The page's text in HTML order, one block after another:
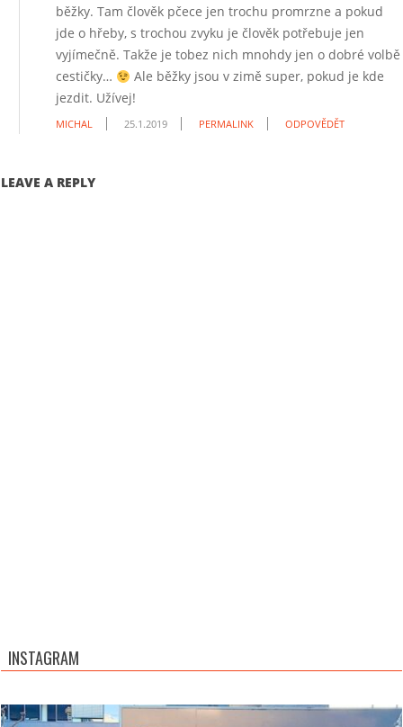
běžky. Tam člověk pčece jen trochu promrzne a pokud
jde o hřeby, s trochou zvyku je člověk potřebuje jen
vyjímečně. Takže je tobez nich mnohdy jen o dobré volbě
cestičky…
Ale běžky jsou v zimě super, pokud je kde
jezdit. Užívej!
MICHAL 25.1.2019 PERMALINK ODPOVĚDĚT
LEAVE A REPLY
INSTAGRAM